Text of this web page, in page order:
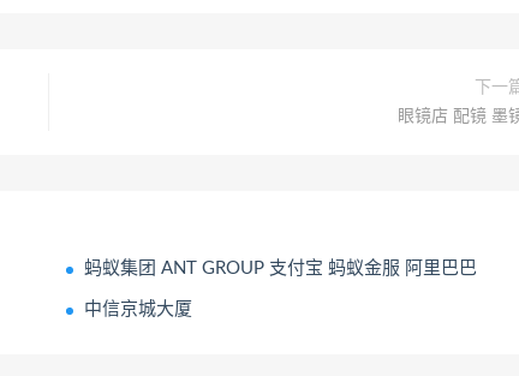
下一
眼镜店 配镜 墨
蚂蚁集团 ANT GROUP 支付宝 蚂蚁金服 阿里巴巴
中信京城大厦